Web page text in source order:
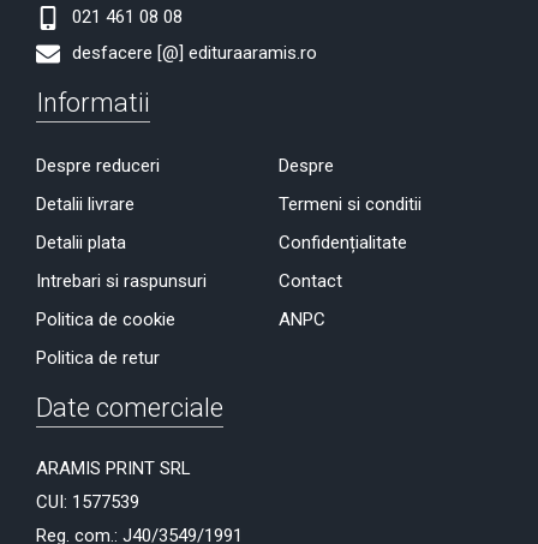
021 461 08 08
desfacere [@] edituraaramis.ro
Informatii
Despre reduceri
Detalii livrare
Detalii plata
Intrebari si raspunsuri
Politica de cookie
Politica de retur
Despre
Termeni si conditii
Confidențialitate
Contact
ANPC
Date comerciale
ARAMIS PRINT SRL
CUI: 1577539
Reg. com.: J40/3549/1991